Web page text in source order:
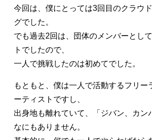
今回は、僕にとっては3回目のクラウ
グでした。
でも過去2回は、団体のメンバーとし
トでしたので、
一人で挑戦したのは初めてでした。
もともと、僕は一人で活動するフリー
ーティストですし、
出身地も離れていて、「ジバン、カン
なにもありません。